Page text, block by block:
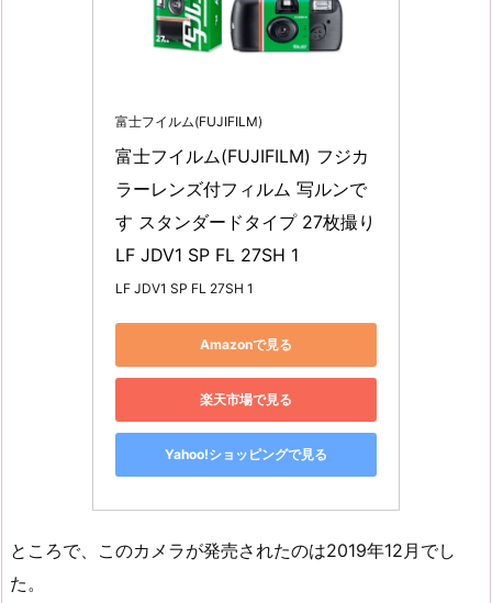
富士フイルム(FUJIFILM)
富士フイルム(FUJIFILM) フジカ
ラーレンズ付フィルム 写ルンで
す スタンダードタイプ 27枚撮り
LF JDV1 SP FL 27SH 1
LF JDV1 SP FL 27SH 1
Amazonで見る
楽天市場で見る
Yahoo!ショッピングで見る
ところで、このカメラが発売されたのは2019年12月でし
た。